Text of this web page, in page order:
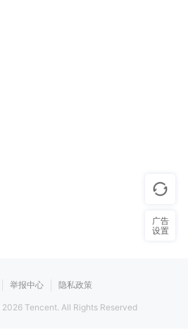
举报中心 隐私政策
2026Tencent. All Rights Reserved
广告
设置